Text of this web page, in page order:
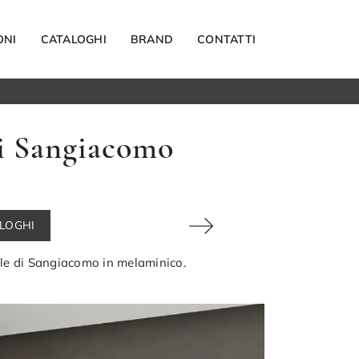
Elettrodomestici
Arredo Giardino
CATALOGHI BRAND CONTATTI
di Sangiacomo in melaminico.